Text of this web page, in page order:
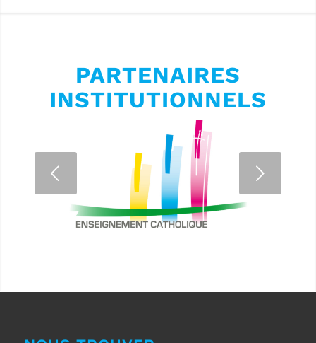
PARTENAIRES
INSTITUTIONNELS
Suivant